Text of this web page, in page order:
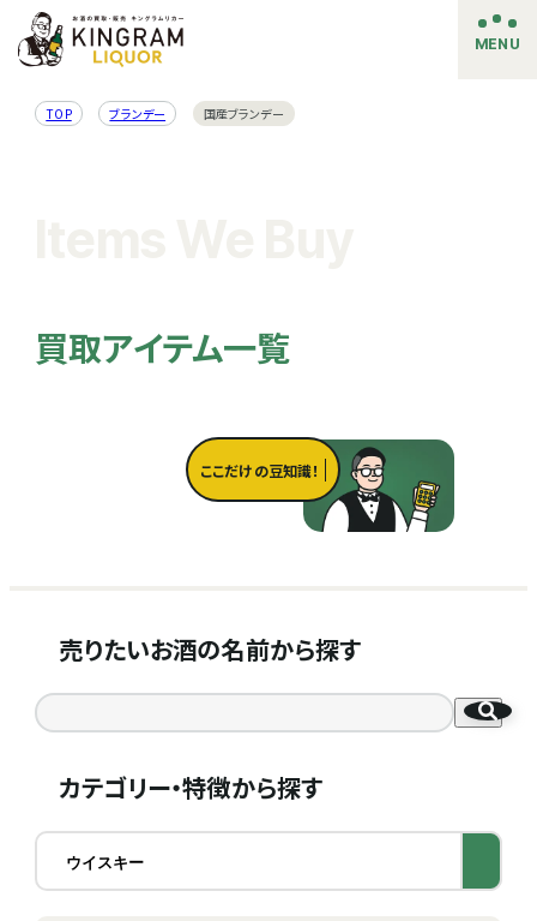
MENU
TOP ブランデー 国産ブランデー
買取アイテム一覧
ここだけの豆知識！
売りたいお酒の名前から探す
カテゴリー・特徴から探す